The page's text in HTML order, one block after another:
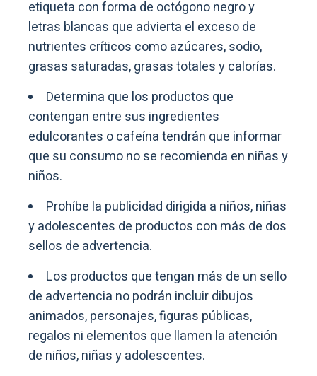
etiqueta con forma de octógono negro y
letras blancas que advierta el exceso de
nutrientes críticos como azúcares, sodio,
grasas saturadas, grasas totales y calorías.
Determina que los productos que
contengan entre sus ingredientes
edulcorantes o cafeína tendrán que informar
que su consumo no se recomienda en niñas y
niños.
Prohíbe la publicidad dirigida a niños, niñas
y adolescentes de productos con más de dos
sellos de advertencia.
Los productos que tengan más de un sello
de advertencia no podrán incluir dibujos
animados, personajes, figuras públicas,
regalos ni elementos que llamen la atención
de niños, niñas y adolescentes.